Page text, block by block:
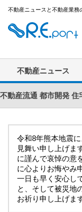
不動産ニュースと不動産業務
不動産ニュース
不動産流通 都市開発 住
令和8年熊本地震
見舞い申し上げま
に謹んで哀悼の意
に心よりお悔やみ
一日も早く安心し
と、そして被災地
お祈り申し上げま